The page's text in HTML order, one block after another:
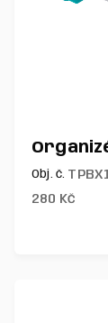
Obj. č.
280 Kč